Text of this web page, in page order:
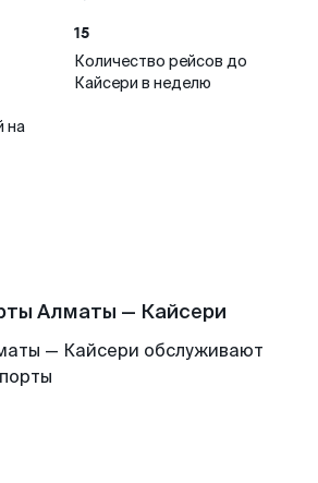
на
15
Количество рейсов до
Кайсери в неделю
Алматы — Кайсери
— Кайсери обслуживают